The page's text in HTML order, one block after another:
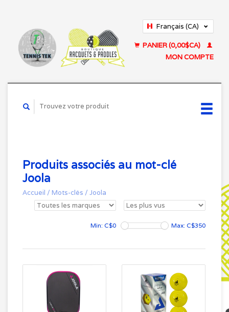
Français (CA)
PANIER (0,00$CA)
MON COMPTE
Produits associés au mot-clé
Joola
Accueil / Mots-clés / Joola
Min: C$0 Max: C$350